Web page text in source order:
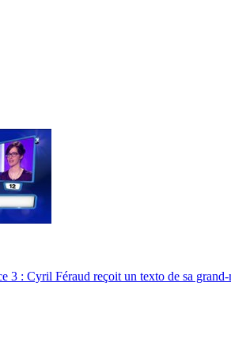
3 : Cyril Féraud reçoit un texto de sa grand-